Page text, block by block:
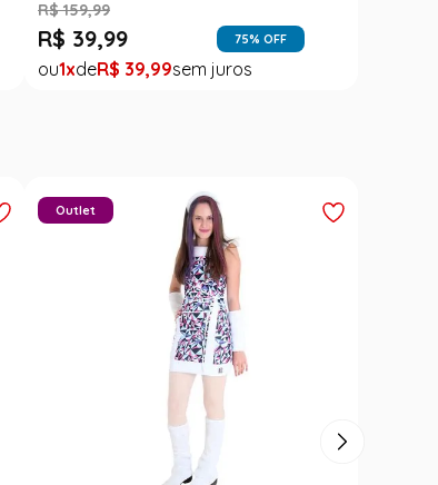
Saia Festa Junina Infantil Branca